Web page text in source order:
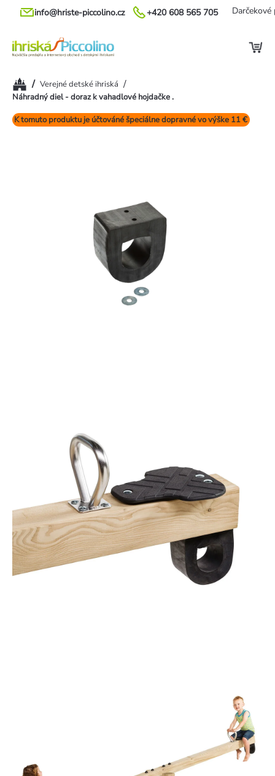
Prejsť
+420 608 565 705
info@hriste-piccolino.cz Darčekové
Domov
/ Verejné detské ihriská /
Náhradný diel - doraz k vahadlové hojdačke .
K tomuto produktu je účtováné špeciálne dopravné vo výške 11 €